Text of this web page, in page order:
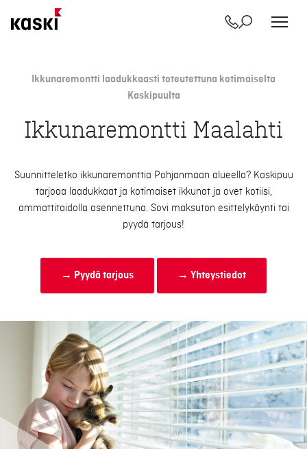
Yhteystiedot
Etsi
Ikkunaremontti laadukkaasti toteutettuna kotimaiselta
Kaskipuulta
Ikkunaremontti Maalahti
Suunnitteletko ikkunaremonttia Pohjanmaan alueella? Kaskipuu
tarjoaa laadukkaat ja kotimaiset ikkunat ja ovet kotiisi,
ammattitaidolla asennettuna. Sovi maksuton esittelykäynti tai
pyydä tarjous!
→ Pyydä tarjous → Yhteystiedot